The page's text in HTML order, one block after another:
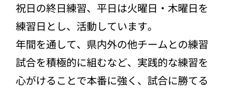
祝日の終日練習、平日は火曜日・木曜日を
練習日とし、活動しています。
年間を通して、県内外の他チームとの練習
試合を積極的に組むなど、実践的な練習を
心がけることで本番に強く、試合に勝てる